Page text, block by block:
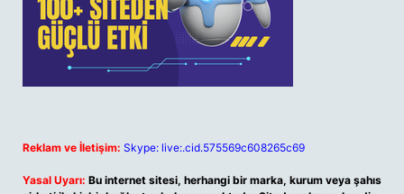
Reklam ve İletişim: Skype: live:.cid.575569c608265c69
Yasal Uyarı: Bu internet sitesi, herhangi bir marka, kurum veya şahıs